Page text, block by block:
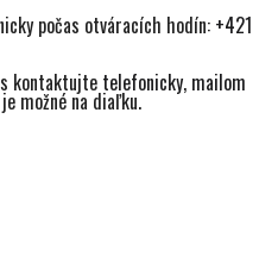
počas otváracích hodín: +421
kontaktujte telefonicky, mailom
možné na diaľku.